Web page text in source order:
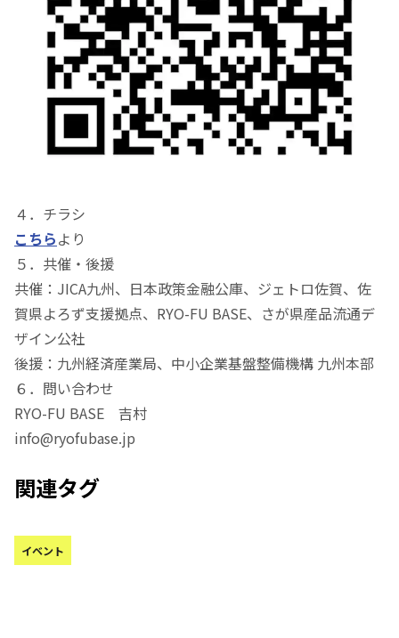
４．チラシ
こちらより
５．共催・後援
共催：JICA九州、日本政策金融公庫、ジェトロ佐賀、佐
賀県よろず支援拠点、RYO-FU BASE、さが県産品流通デ
ザイン公社
後援：九州経済産業局、中小企業基盤整備機構 九州本部
６．問い合わせ
RYO-FU BASE 吉村
info@ryofubase.jp
関連タグ
イベント